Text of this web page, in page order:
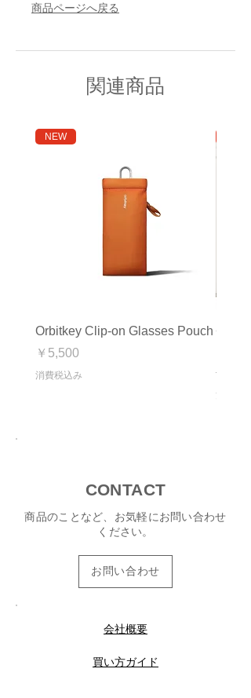
商品ページへ戻る
関連商品
NEW
Orbitkey Clip-on Glasses Pouch
価格
￥5,500
消費税込み
<アウ
通常価
￥
セー
消費税込
CONTACT
商品のことなど、お気軽にお問い合わせ
ください。
お問い合わせ
会社概要
買い方ガイド